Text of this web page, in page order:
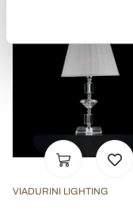
VIADURINI LIGHTING